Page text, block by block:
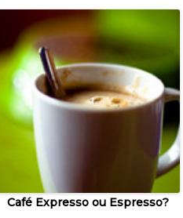
Café Expresso ou Espresso?